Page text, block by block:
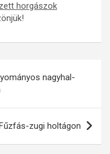
horgászok
nagyhal-
zugi holtágon